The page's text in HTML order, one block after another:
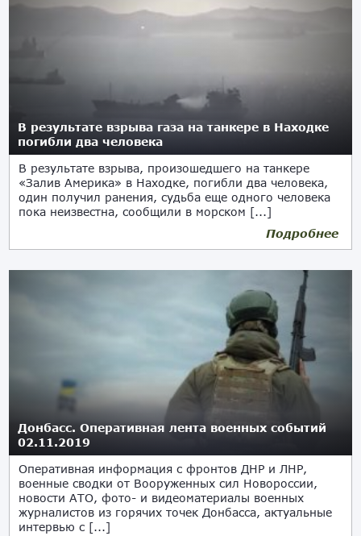
В результате взрыва газа на танкере в Находке
погибли два человека
В результате взрыва, произошедшего на танкере
«Залив Америка» в Находке, погибли два человека,
один получил ранения, судьба еще одного человека
пока неизвестна, сообщили в морском [...]
Подробнее
Донбасс. Оперативная лента военных событий
02.11.2019
Оперативная информация с фронтов ДНР и ЛНР,
военные сводки от Вооруженных сил Новороссии,
новости АТО, фото- и видеоматериалы военных
журналистов из горячих точек Донбасса, актуальные
интервью с [...]